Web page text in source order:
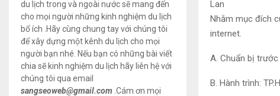
Lan
Nhằm mục đích
internet.
A. Chuẩn bị
B. Hành trình:
du lịch trong và ngoài nước sẽ mang đến
cho mọi người những kinh nghiệm du lịch
bổ ích .Hãy cùng chung tay với chúng tôi
để xây dựng một kênh du lịch cho mọi
người bạn nhé. Nếu bạn có những bài viết
chia sẽ kinh nghiệm du lịch hãy liên hệ với
chúng tôi qua email
sangseoweb@gmail.com .Cám ơn mọi